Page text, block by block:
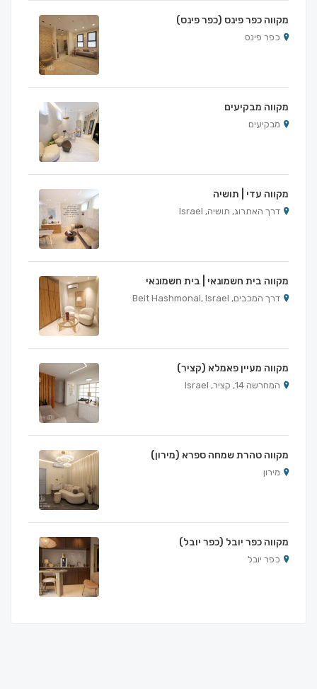
מקווה כפר פינס (כפר פינס)
כפר פינס
מקווה מבקיעים
מבקיעים
מקווה עדי | תושיה
דרך האתרוג, תושיה, Israel
מקווה בית חשמונאי | בית חשמונאי
דרך המכבים, Beit Hashmonai, Israel
מקווה מעיין פאמלא (קציר)
המחרשה 14, קציר, Israel
מקווה טהרת שמחה ספרא (מירון)
מירון
מקווה כפר יובל (כפר יובל)
כפר יובל